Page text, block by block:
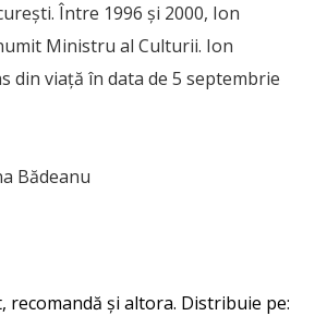
Între 1996 și 2000, Ion
Ministru al Culturii. Ion
din viață în data de 5 septembrie
Bădeanu
recomandă și altora. Distribuie pe: